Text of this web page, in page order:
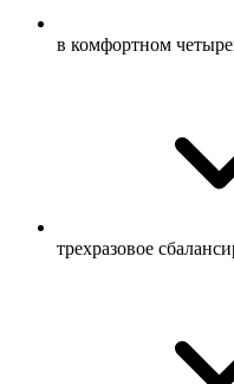
в комфортном
трехразовое